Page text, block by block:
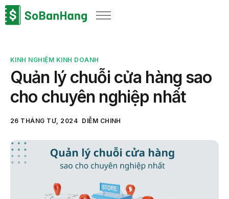
Sản phẩm
Bảng giá
Blog
Thông tin thuế
Về chúng tôi
KINH NGHIỆM KINH DOANH
Quản lý chuỗi cửa hàng sao
cho chuyên nghiệp nhất
26 THÁNG TƯ, 2024 DIỄM CHINH